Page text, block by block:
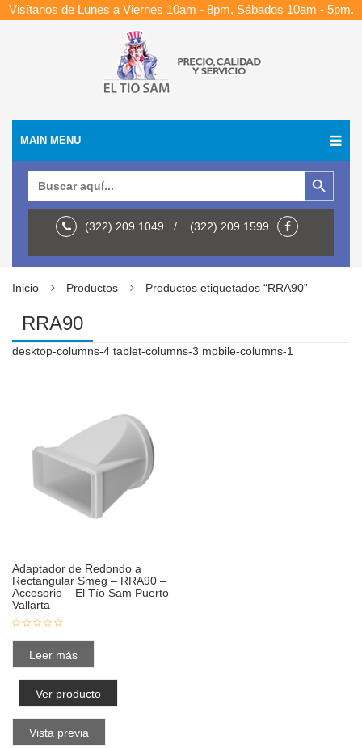
Visítanos de Lunes a Viernes 10am - 8pm, Sábados 10am - 5pm.
MAIN MENU
Botón de búsqueda
(322) 209 1049 / (322) 209 1599
Inicio Productos Productos etiquetados “RRA90”
RRA90
desktop-columns-4 tablet-columns-3 mobile-columns-1
Adaptador de Redondo a
Rectangular Smeg – RRA90 –
Accesorio – El Tío Sam Puerto
Vallarta
Leer más
Ver producto
Vista previa